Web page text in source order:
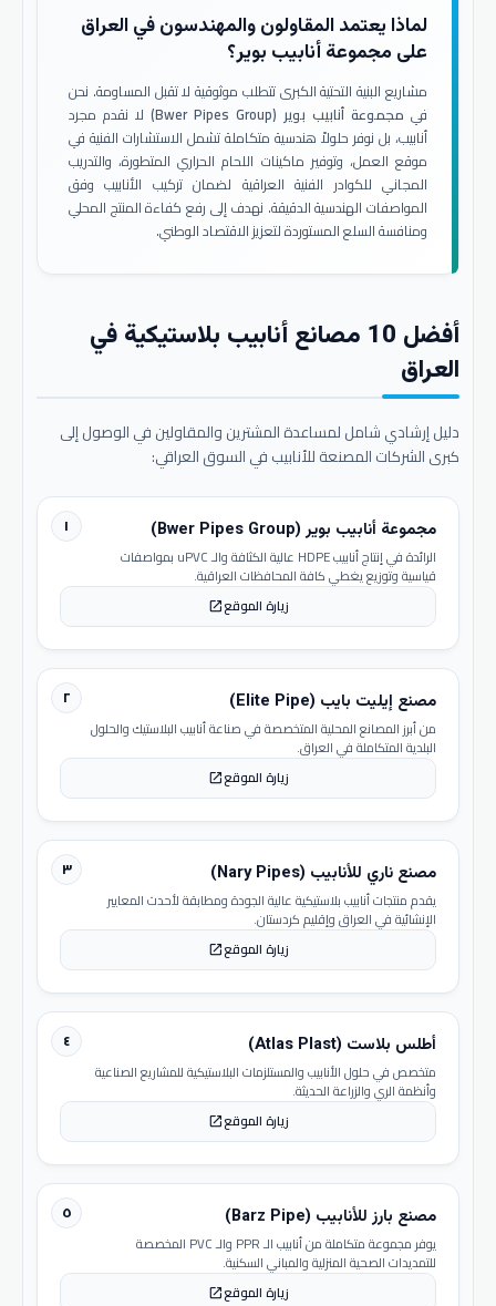
لماذا يعتمد المقاولون والمهندسون في العراق
على مجموعة أنابيب بوير؟
مشاريع البنية التحتية الكبرى تتطلب موثوقية لا تقبل المساومة. نحن
في مجموعة أنابيب بوير (Bwer Pipes Group)
لا نقدم مجرد
أنابيب، بل نوفر حلولاً هندسية متكاملة تشمل الاستشارات الفنية في
موقع العمل، وتوفير ماكينات اللحام الحراري المتطورة، والتدريب
المجاني للكوادر الفنية العراقية لضمان تركيب الأنابيب وفق
المواصفات الهندسية الدقيقة. نهدف إلى رفع كفاءة المنتج المحلي
ومنافسة السلع المستوردة لتعزيز الاقتصاد الوطني.
أفضل 10 مصانع أنابيب بلاستيكية في
العراق
دليل إرشادي شامل لمساعدة المشترين والمقاولين في الوصول إلى
كبرى الشركات المصنعة للأنابيب في السوق العراقي:
١ مجموعة أنابيب بوير (Bwer Pipes Group)
الرائدة في إنتاج أنابيب HDPE عالية الكثافة والـ uPVC بمواصفات
قياسية وتوزيع يغطي كافة المحافظات العراقية.
زيارة الموقعopen_in_new
٢ مصنع إيليت بايب (Elite Pipe)
من أبرز المصانع المحلية المتخصصة في صناعة أنابيب البلاستيك والحلول
البلدية المتكاملة في العراق.
زيارة الموقعopen_in_new
٣ مصنع ناري للأنابيب (Nary Pipes)
يقدم منتجات أنابيب بلاستيكية عالية الجودة ومطابقة لأحدث المعايير
الإنشائية في العراق وإقليم كردستان.
زيارة الموقعopen_in_new
٤ أطلس بلاست (Atlas Plast)
متخصص في حلول الأنابيب والمستلزمات البلاستيكية للمشاريع الصناعية
وأنظمة الري والزراعة الحديثة.
زيارة الموقعopen_in_new
٥ مصنع بارز للأنابيب (Barz Pipe)
يوفر مجموعة متكاملة من أنابيب الـ PPR والـ PVC المخصصة
للتمديدات الصحية المنزلية والمباني السكنية.
زيارة الموقعopen_in_new